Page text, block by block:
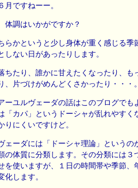
月ですねーー。
体調はいかがですか？
らかというと少し身体が重く感じる季
しない日があったりします。
ちたり、誰かに甘えたくなったり、も
、片づけがめんどくさかったり・・・
ーユルヴェーダの話はこのブログでも
「カパ」というドーシャが乱れやすく
りにくいですけど。
ェーダには「ドーシャ理論」というの
の体質に分類します。その分類には３
を使いますが、１日の時間帯や季節、
化します。